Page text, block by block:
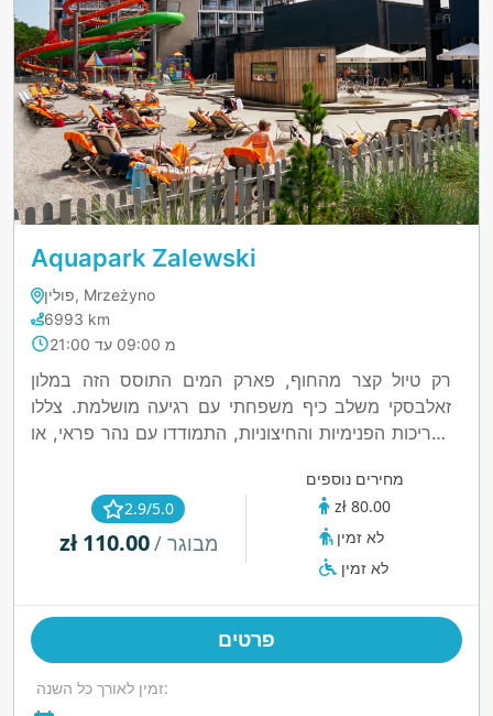
Aquapark Zalewski
פולין, Mrzeżyno
6993 km
מ 09:00 עד 21:00
רק טיול קצר מהחוף, פארק המים התוסס הזה במלון
זאלבסקי משלב כיף משפחתי עם רגיעה מושלמת. צללו
לבריכות הפנימיות והחיצוניות, התמודדו עם נהר פראי, או
את אזור ההברשה עם ספינות פיראטים ויצורי ים, בעוד
שהמבוגרים יוכלו לברוח לאזור הספא והוולנס. עם משהו
2.9/5.0
zł 110.00 / מבוגר
מחירים נוספים
zł 80.00
לא זמין
לא זמין
פרטים
זמין לאורך כל השנה: